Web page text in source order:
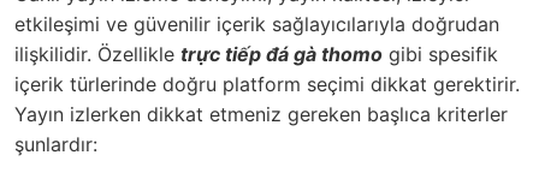
etkileşimi ve güvenilir içerik sağlayıcılarıyla doğrudan
ilişkilidir. Özellikle trực tiếp đá gà thomo gibi spesifik
içerik türlerinde doğru platform seçimi dikkat gerektirir.
Yayın izlerken dikkat etmeniz gereken başlıca kriterler
şunlardır: